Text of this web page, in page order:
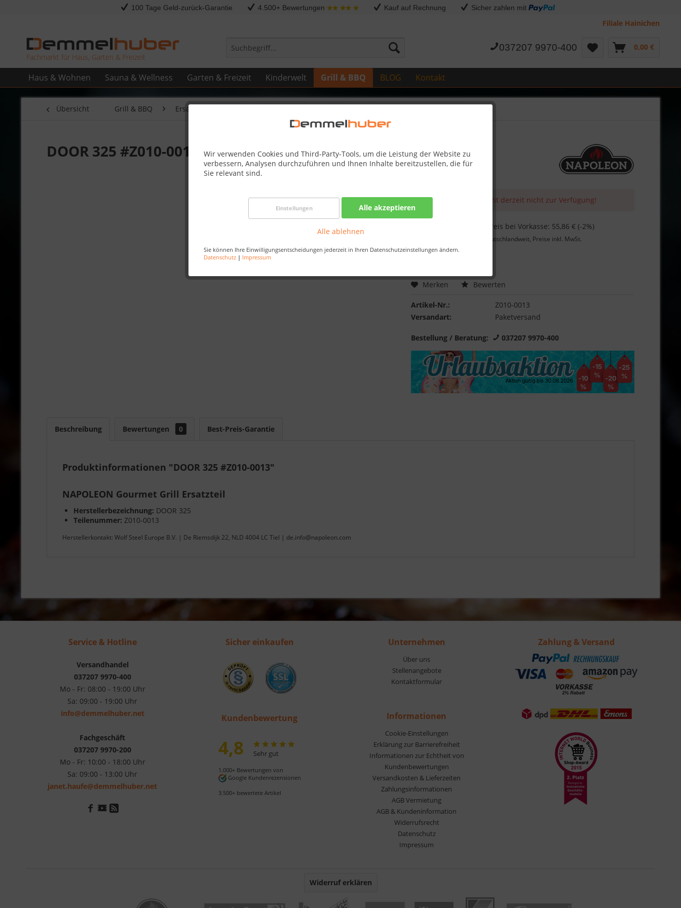
100 Tage Geld-zurück-Garantie 4.500+ Bewertungen Kauf auf Rechnung Sicher zahlen mit
Filiale Hainichen
Fachmarkt für Haus, Garten & Freizeit
037207 9970-400 0,00 €
Haus & Wohnen Sauna & Wellness Garten & Freizeit Kinderwelt Grill & BBQ BLOG Kontakt
Wir verwenden Cookies und Third-Party-Tools, um die Leistung der Website zu
verbessern, Analysen durchzuführen und Ihnen Inhalte bereitzustellen, die für
Sie relevant sind.
Einstellungen Alle akzeptieren
Alle ablehnen
Sie können Ihre Einwilligungsentscheidungen jederzeit in Ihren Datenschutzeinstellungen ändern.
Datenschutz | Impressum
Übersicht Grill & BBQ Ersatzteile
DOOR 325 #Z010-0013
Dieser Artikel steht derzeit nicht zur Verfügung!
57,00 € Skonto-Preis bei Vorkasse: 55,86 € (-2%)
deutschlandweit, Preise inkl. MwSt.
Best-Preis-Garantie
Merken Bewerten
Artikel-Nr.:
Z010-0013
Versandart:
Paketversand
Bestellung / Beratung: 037207 9970-400
Beschreibung Bewertungen 0 Best-Preis-Garantie
Produktinformationen "DOOR 325 #Z010-0013"
NAPOLEON Gourmet Grill Ersatzteil
Herstellerbezeichnung: DOOR 325
Teilenummer: Z010-0013
Herstellerkontakt: Wolf Steel Europe B.V. | De Riemsdijk 22, NLD 4004 LC Tiel | de.info@napoleon.com
Service & Hotline
Versandhandel
037207 9970-400
Mo - Fr: 08:00 - 19:00 Uhr
Sa: 09:00 - 19:00 Uhr
info@demmelhuber.net
Fachgeschäft
037207 9970-200
Mo - Fr: 10:00 - 18:00 Uhr
Sa: 09:00 - 13:00 Uhr
janet.haufe@demmelhuber.net
Sicher einkaufen
Kundenbewertung
4,8 Sehr gut
1.000+ Bewertungen von
Google Kundenrezensionen
3.500+ bewertete Artikel
Unternehmen
Über uns
Stellenangebote
Kontaktformular
Informationen
Cookie-Einstellungen
Erklärung zur Barrierefreiheit
Informationen zur Echtheit von
Kundenbewertungen
Versandkosten & Lieferzeiten
Zahlungsinformationen
AGB Vermietung
AGB & Kundeninformation
Widerrufsrecht
Datenschutz
Impressum
Zahlung & Versand
Widerruf erklären